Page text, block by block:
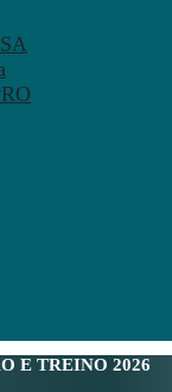
E TREINO 2026